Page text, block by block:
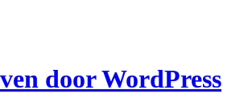
door WordPress